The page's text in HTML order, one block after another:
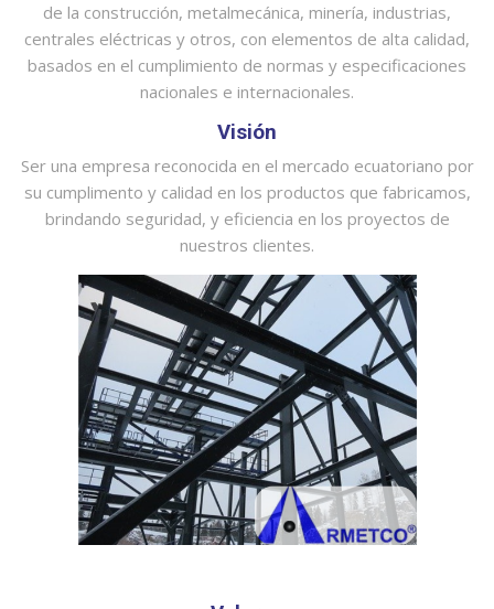
de la construcción, metalmecánica, minería, industrias,
centrales eléctricas y otros, con elementos de alta calidad,
basados en el cumplimiento de normas y especificaciones
nacionales e internacionales.
Visión
Ser una empresa reconocida en el mercado ecuatoriano por
su cumplimento y calidad en los productos que fabricamos,
brindando seguridad, y eficiencia en los proyectos de
nuestros clientes.